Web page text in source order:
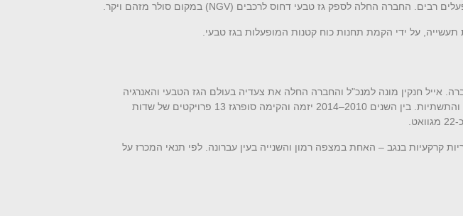
NGV) במקום סולר מזהם ויקר.
על ידי הקמת תחנות כוח קטנות המופעלות בגז טבעי.
אייל חנקין מונה למנכ"ל והחברה החלה את צעדיה בעולם הגז הטבעי והאנרגיה
הסולארית. מעבר להיותה חברה תפעולית, לוגיסטית ושיווקית הפכה סופרגז לחברה יזמית בתחום האנרגיה והתשתיות. בין השנים 2010–2014 יזמה והקימה סופרגז 13 פרויקטים של שדות
קרקעיות בנגב – האחת במצפה רמון והשנייה בעין עברונה. לפי תנאי המכרז על